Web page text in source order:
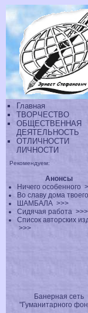
Главная
ТВОРЧЕСТВО
ОБЩЕСТВЕННАЯ
ДЕЯТЕЛЬНОСТЬ
ОТЛИЧНОСТИ
ЛИЧНОСТИ
Рекомендуем:
Анонсы
Ничего особенного
Во славу дома твоего
ШАМБАЛА >>>
Сидячая работа >>>
Список авторских
>>>
Банерная сеть
"Гуманитарного